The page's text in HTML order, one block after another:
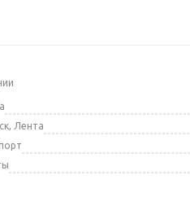
Лента